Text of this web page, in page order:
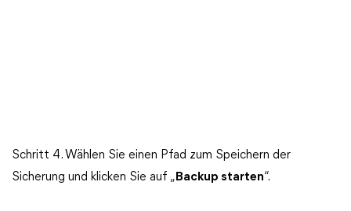
Schritt 4. Wählen Sie einen Pfad zum Speichern der
Sicherung und klicken Sie auf „ Backup starten“.